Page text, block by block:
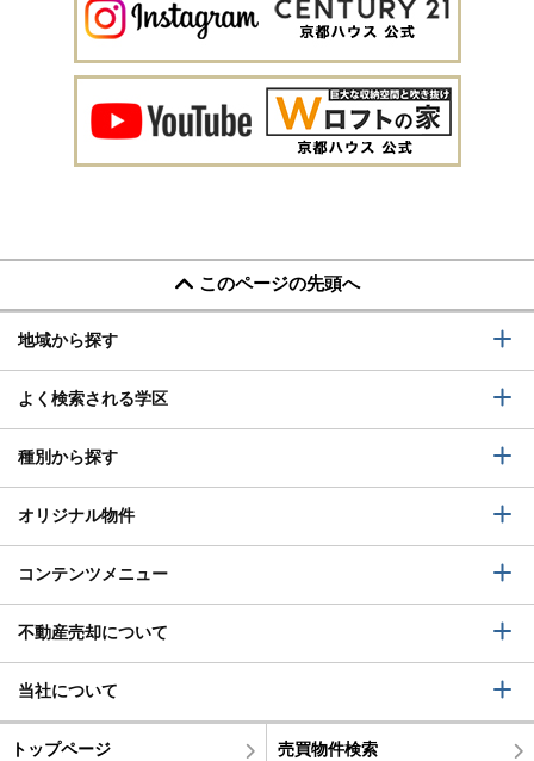
このページの先頭へ
地域から探す
よく検索される学区
種別から探す
オリジナル物件
コンテンツメニュー
不動産売却について
当社について
トップページ 売買物件検索